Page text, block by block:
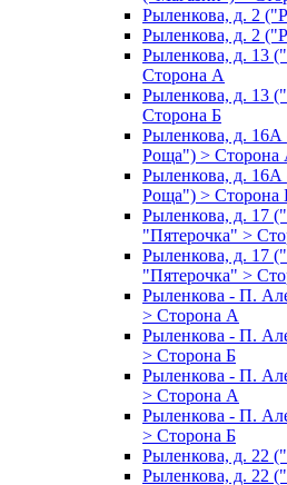
Рыленкова, д. 2
Рыленкова, д. 2
Рыленкова, д. 13
Сторона А
Рыленкова, д. 13
Сторона Б
Рыленкова, д.
Роща") > Сторона
Рыленкова, д.
Роща") > Сторона
Рыленкова, д. 17
"Пятерочка" >
Рыленкова, д. 17
"Пятерочка" >
Рыленкова - П.
> Сторона А
Рыленкова - П.
> Сторона Б
Рыленкова - П.
> Сторона А
Рыленкова - П.
> Сторона Б
Рыленкова, д. 22
Рыленкова, д. 22